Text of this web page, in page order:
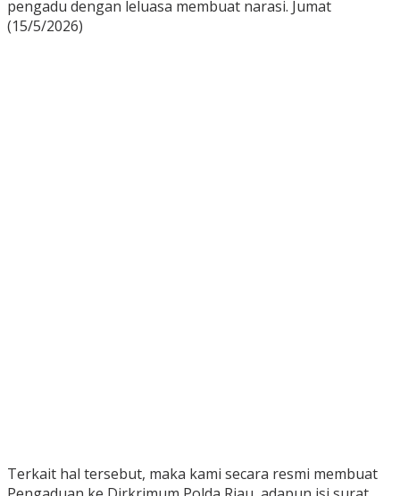
pengadu dengan leluasa membuat narasi. Jumat
(15/5/2026)
Terkait hal tersebut, maka kami secara resmi membuat